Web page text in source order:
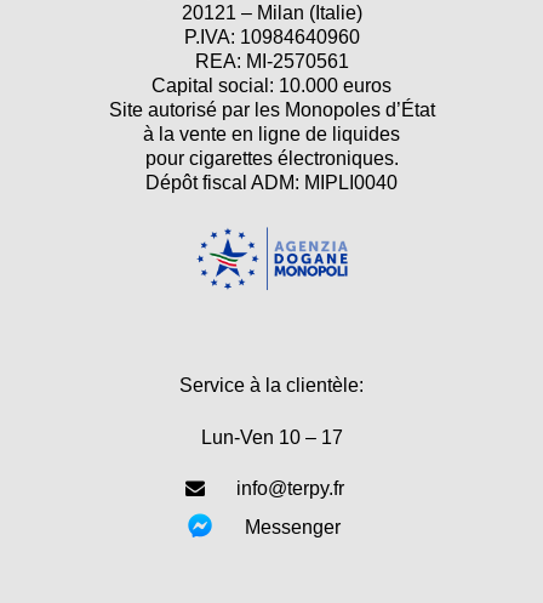
20121 – Milan (Italie)
P.IVA: 10984640960
REA: MI-2570561
Capital social: 10.000 euros
Site autorisé par les Monopoles d’État
à la vente en ligne de liquides
pour cigarettes électroniques.
Dépôt fiscal ADM: MIPLI0040
Service à la clientèle:
Lun-Ven 10 – 17
info@terpy.fr
Messenger